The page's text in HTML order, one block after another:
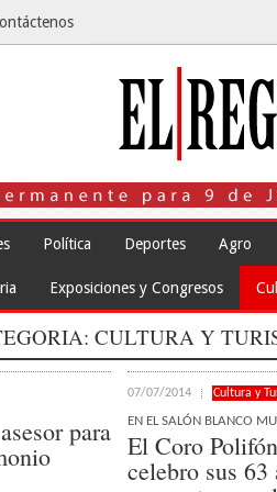
Política Deportes Agro
Exposiciones y Congresos
CULTURA Y
para
07/07/2014 Cultura y
EN EL SALÓN BLANCO
El Coro
celebro sus